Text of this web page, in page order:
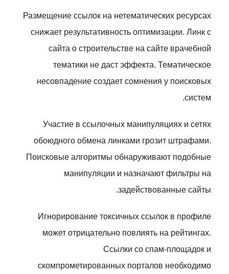
Размещение ссылок на нетематических ресурсах
снижает результативность оптимизации. Линк с
сайта о строительстве на сайте врачебной
тематики не даст эффекта. Тематическое
несовпадение создает сомнения у поисковых
систем.
Участие в ссылочных манипуляциях и сетях
обоюдного обмена линками грозит штрафами.
Поисковые алгоритмы обнаруживают подобные
манипуляции и назначают фильтры на
задействованные сайты.
Игнорирование токсичных ссылок в профиле
может отрицательно повлиять на рейтингах.
Ссылки со спам-площадок и
скомпрометированных порталов необходимо